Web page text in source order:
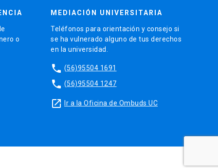
o
MEDIACIÓN UNIVERSITARIA
Teléfonos para orientación y consejo si
se ha vulnerado alguno de tus derechos
en la universidad.
phone (56)95504 1691
phone (56)95504 1247
launch Ir a la Oficina de Ombuds UC